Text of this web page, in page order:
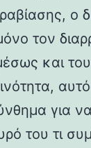
ο
τον
και
για
του τι